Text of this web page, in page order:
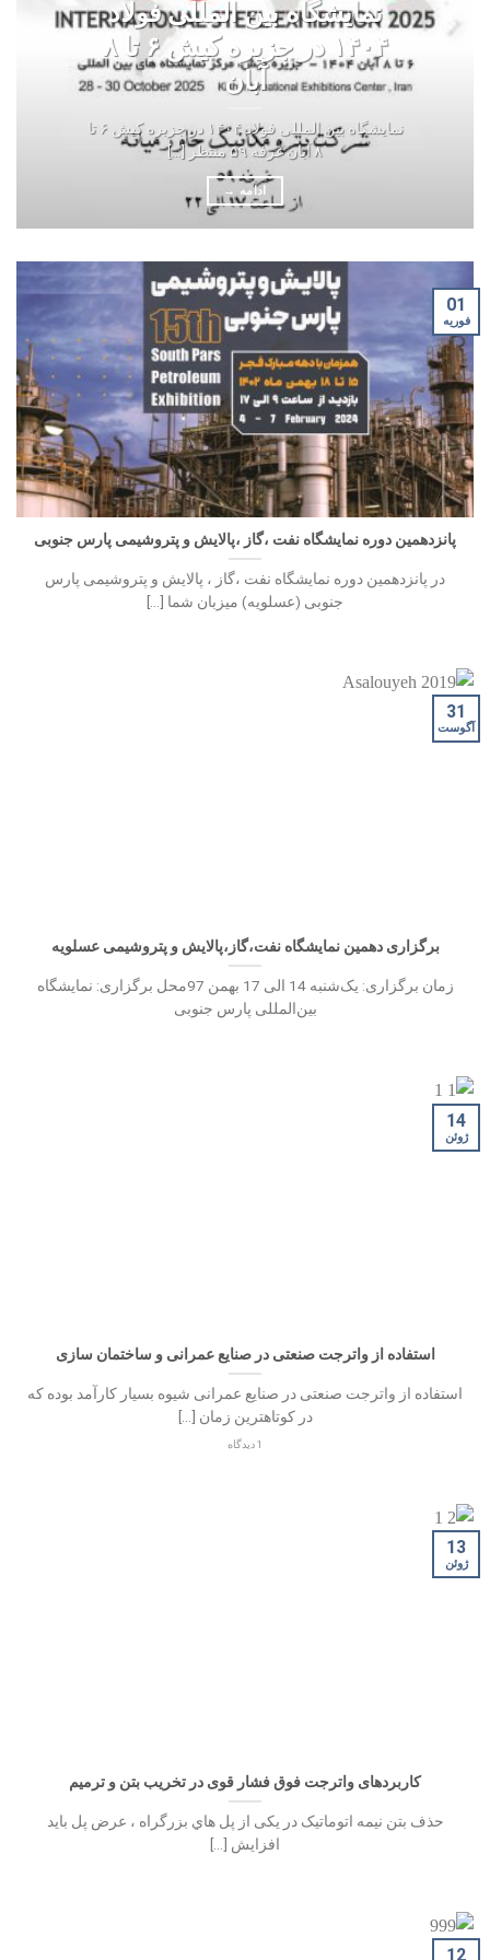
نمایشگاه بین المللی فولاد
۱۴۰۴ در جزیره کیش ۶ تا ۸
آبان
نمایشگاه بین المللی فولاد ۱۴۰۴ در جزیره کیش ۶ تا
۸ آبان غرفه ۵۹ منتظر [...]
ادامه →
پانزدهمین دوره نمایشگاه نفت ،گاز ،پالایش و پتروشیمی پارس جنوبی
در پانزدهمین دوره نمایشگاه نفت ،گاز ، پالایش و پتروشیمی پارس
جنوبی (عسلویه) میزبان شما [...]
01
فوریه
برگزاری دهمین نمایشگاه نفت،گاز،پالایش و پتروشیمی عسلویه
زمان برگزاری: یک‌شنبه 14 الی 17 بهمن 97محل برگزاری: نمایشگاه
بین‌المللی پارس جنوبی
31
آگوست
استفاده از واترجت صنعتی در صنایع عمرانی و ساختمان سازی
استفاده از واترجت صنعتی در صنایع عمرانی شیوه بسیار کارآمد بوده که
در کوتاهترین زمان [...]
1 دیدگاه
14
ژوئن
کاربردهای واترجت فوق فشار قوی در تخریب بتن و ترمیم
ﺣﺬف ﺑﺘﻦ ﻧﯿﻤﻪ اﺗﻮﻣﺎﺗﯿﮏ در ﯾﮑﯽ از ﭘﻞ ﻫﺎي ﺑﺰرﮔﺮاه ، ﻋﺮض ﭘﻞ ﺑﺎﯾﺪ
اﻓﺰاﯾﺶ [...]
13
ژوئن
12